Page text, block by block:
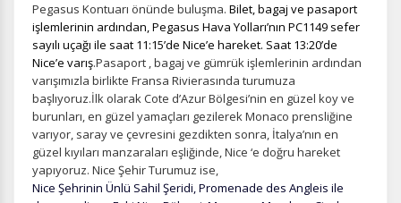
Pegasus Kontuarı önünde buluşma. Bilet, bagaj ve pasaport
işlemlerinin ardından, Pegasus Hava Yolları’nın PC1149 sefer
sayılı uçağı ile saat 11:15’de Nice’e hareket. Saat 13:20’de
Nice’e varış.Pasaport , bagaj ve gümrük işlemlerinin ardından
varışımızla birlikte Fransa Rivierasında turumuza
başlıyoruz.İlk olarak Cote d’Azur Bölgesi’nin en güzel koy ve
burunları, en güzel yamaçları gezilerek Monaco prensliğine
varıyor, saray ve çevresini gezdikten sonra, İtalya’nın en
güzel kıyıları manzaraları eşliğinde, Nice ‘e doğru hareket
yapıyoruz. Nice Şehir Turumuz ise,
Nice Şehrinin Ünlü Sahil Şeridi, Promenade des Angleis ile